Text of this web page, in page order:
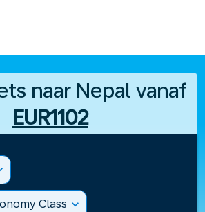
naar Nepal vanaf
EUR1102
Class expand_more